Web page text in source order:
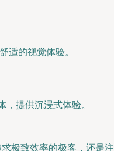
适的视觉体验。
提供沉浸式体验。
极致效率的极客，还是